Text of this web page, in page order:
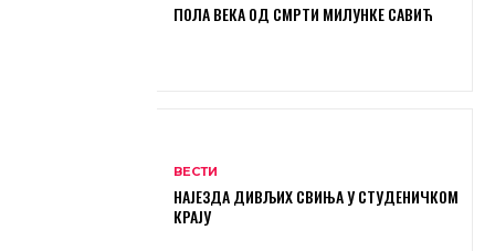
ПОЛА ВЕКА ОД СМРТИ МИЛУНКЕ САВИЋ
ВЕСТИ
НАЈЕЗДА ДИВЉИХ СВИЊА У СТУДЕНИЧКОМ
КРАЈУ